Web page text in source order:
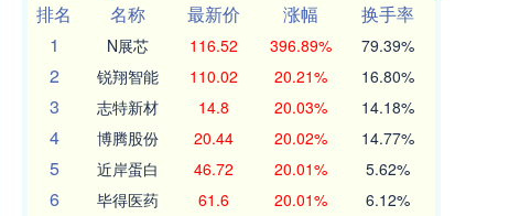
排名
名称 最新价 涨幅
换手率
1
N展芯 116.52 396.89% 79.39%
2 锐翔智能 110.02 20.21% 16.80%
3 志特新材 14.8 20.03% 14.18%
4 博腾股份 20.44 20.02% 14.77%
5 近岸蛋白 46.72 20.01% 5.62%
6 毕得医药 61.6 20.01% 6.12%